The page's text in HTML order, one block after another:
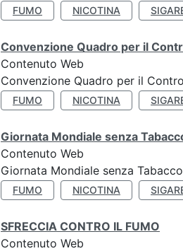
FUMO NICOTINA
Convenzione Quadro per il
Contenuto Web
Convenzione Quadro per il
FUMO NICOTINA
Giornata Mondiale senza
Contenuto Web
Giornata Mondiale senza
FUMO NICOTINA
SFRECCIA CONTRO IL FUMO
Contenuto Web